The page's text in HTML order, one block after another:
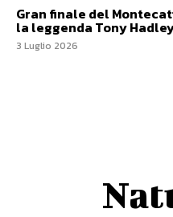
Gran finale del
la leggenda Tony
3 Luglio 2026